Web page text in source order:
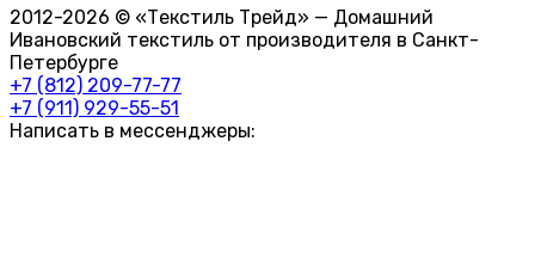
2012-2026 © «Текстиль Трейд» — Домашний
Ивановский текстиль от производителя в Санкт-
Петербурге
+7 (812) 209-77-77
+7 (911) 929-55-51
Написать в мессенджеры: